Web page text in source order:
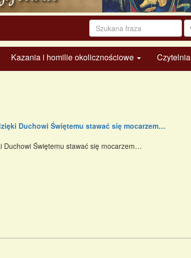
Kazania i homilie okolicznościowe Czytelnia
Duchowi Świętemu stawać się mocarzem…
Duchowi Świętemu stawać się mocarzem…